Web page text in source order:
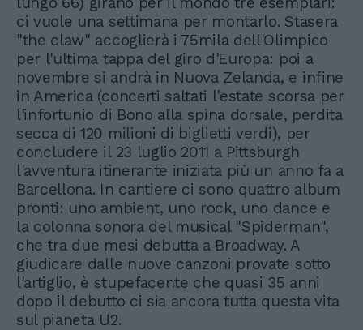
ci vuole una settimana per montarlo. Stasera
"the claw" accoglierà i 75mila dell'Olimpico
per l'ultima tappa del giro d'Europa: poi a
novembre si andrà in Nuova Zelanda, e infine
in America (concerti saltati l'estate scorsa per
l'infortunio di Bono alla spina dorsale, perdita
secca di 120 milioni di biglietti verdi), per
concludere il 23 luglio 2011 a Pittsburgh
l'avventura itinerante iniziata più un anno fa a
Barcellona. In cantiere ci sono quattro album
pronti: uno ambient, uno rock, uno dance e
la colonna sonora del musical "Spiderman",
che tra due mesi debutta a Broadway. A
giudicare dalle nuove canzoni provate sotto
l'artiglio, è stupefacente che quasi 35 anni
dopo il debutto ci sia ancora tutta questa vita
sul pianeta U2.